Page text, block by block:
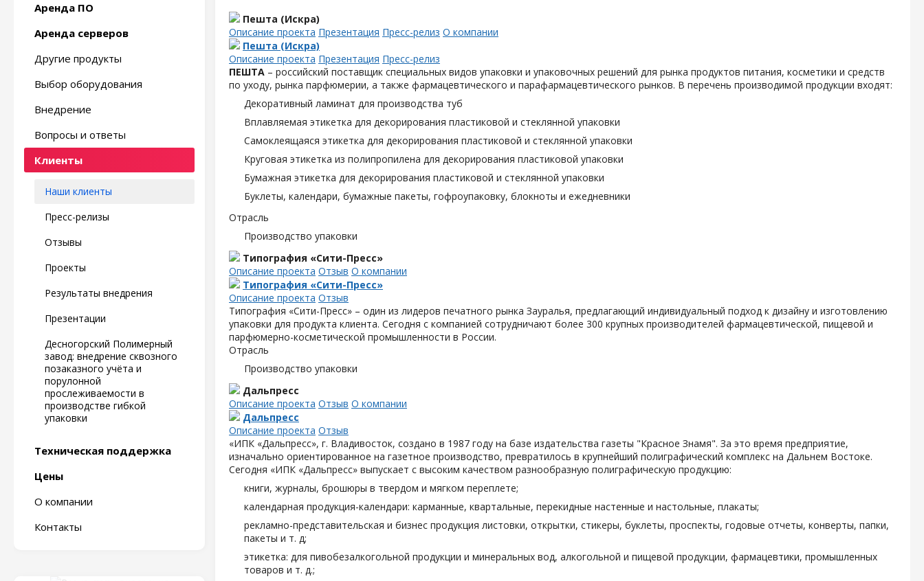
Аренда ПО
Аренда серверов
Другие продукты
Выбор оборудования
Внедрение
Вопросы и ответы
Клиенты
Наши клиенты
Пресс-релизы
Отзывы
Проекты
Результаты внедрения
Презентации
Десногорский Полимерный
завод: внедрение сквозного
позаказного учёта и
порулонной
прослеживаемости в
производстве гибкой
упаковки
Техническая поддержка
Цены
О компании
Контакты
Пешта (Искра)
Описание проекта Презентация Пресс-релиз О компании
Пешта (Искра)
Описание проекта Презентация Пресс-релиз
ПЕШТА – российский поставщик специальных видов упаковки и упаковочных решений для рынка продуктов питания, косметики и средств
по уходу, рынка парфюмерии, а также фармацевтического и парафармацевтического рынков. В перечень производимой продукции входят:
Декоративный ламинат для производства туб
Вплавляемая этикетка для декорирования пластиковой и стеклянной упаковки
Самоклеящаяся этикетка для декорирования пластиковой и стеклянной упаковки
Круговая этикетка из полипропилена для декорирования пластиковой упаковки
Бумажная этикетка для декорирования пластиковой и стеклянной упаковки
Буклеты, календари, бумажные пакеты, гофроупаковку, блокноты и ежедневники
Отрасль
Производство упаковки
Типография «Сити-Пресс»
Описание проекта Отзыв О компании
Типография «Сити-Пресс»
Описание проекта Отзыв
Типография «Сити-Пресс» – один из лидеров печатного рынка Зауралья, предлагающий индивидуальный подход к дизайну и изготовлению
упаковки для продукта клиента. Сегодня с компанией сотрудничают более 300 крупных производителей фармацевтической, пищевой и
парфюмерно-косметической промышленности в России.
Отрасль
Производство упаковки
Дальпресс
Описание проекта Отзыв О компании
Дальпресс
Описание проекта Отзыв
«ИПК «Дальпресс», г. Владивосток, создано в 1987 году на базе издательства газеты "Красное Знамя". За это время предприятие,
изначально ориентированное на газетное производство, превратилось в крупнейший полиграфический комплекс на Дальнем Востоке.
Сегодня «ИПК «Дальпресс» выпускает с высоким качеством разнообразную полиграфическую продукцию:
книги, журналы, брошюры в твердом и мягком переплете;
календарная продукция-календари: карманные, квартальные, перекидные настенные и настольные, плакаты;
рекламно-представительская и бизнес продукция листовки, открытки, стикеры, буклеты, проспекты, годовые отчеты, конверты, папки,
пакеты и т. д;
этикетка: для пивобезалкогольной продукции и минеральных вод, алкогольной и пищевой продукции, фармацевтики, промышленных
товаров и т. д.;